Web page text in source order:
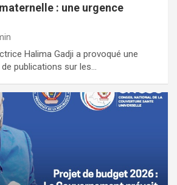
: une urgence
Halima Gadji a provoqué une
publications sur les…